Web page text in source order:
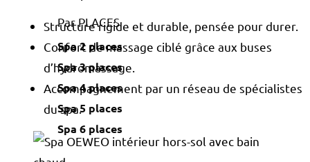
Par PLACES
Spa 2 places
Spa 3 places
Spa 4 places
Spa 5 places
Spa 6 places
Structure rigide et durable, pensée pour durer.
Confort de massage ciblé grâce aux buses
d’hydromassage.
Accompagnement par un réseau de spécialistes
du spa.